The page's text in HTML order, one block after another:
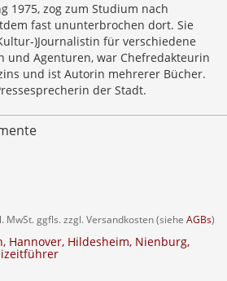
1975, zog zum Studium nach
fast ununterbrochen dort. Sie
)Journalistin für verschiedene
und Agenturen, war Chefredakteurin
und ist Autorin mehrerer Bücher.
der Stadt.
MwSt. ggfls. zzgl. Versandkosten (siehe AGBs)
Hannover, Hildesheim, Nienburg,